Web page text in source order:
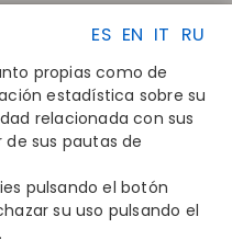
ES EN IT RU
propias como de
estadística sobre su
relacionada con sus
sus pautas de
pulsando el botón
su uso pulsando el
CONTACTO
Disintex 2021 SL
disintex@disintex.es